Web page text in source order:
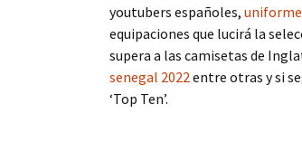
youtubers españoles, uniforme
equipaciones que lucirá la
supera a las camisetas de
senegal 2022entre otras y si
‘Top Ten’.